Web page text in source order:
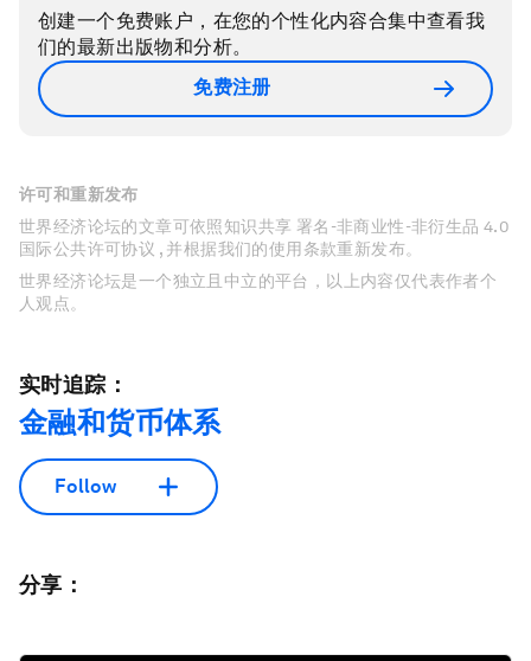
创建一个免费账户，在您的个性化内容合集中查看我
们的最新出版物和分析。
免费注册
许可和重新发布
世界经济论坛的文章可依照知识共享 署名-非商业性-非衍生品 4.0
国际公共许可协议 , 并根据我们的使用条款重新发布。
世界经济论坛是一个独立且中立的平台，以上内容仅代表作者个
人观点。
实时追踪：
金融和货币体系
Follow
分享：